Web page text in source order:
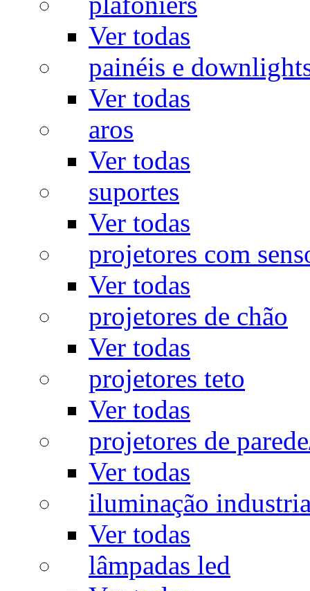
Ver todas
painéis e
Ver todas
aros
Ver todas
suportes
Ver todas
projetores com
Ver todas
projetores de chão
Ver todas
projetores teto
Ver todas
projetores de
Ver todas
iluminação
Ver todas
lâmpadas led